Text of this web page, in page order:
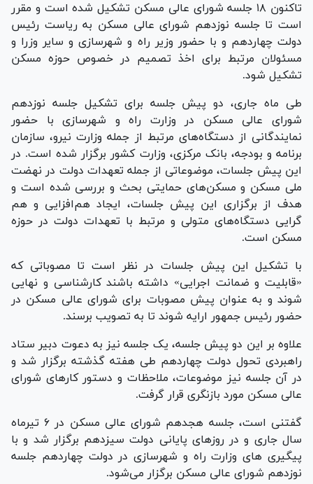
تاکنون ۱۸ جلسه شورای عالی مسکن تشکیل شده است و مقرر
است تا جلسه نوزدهم شورای عالی مسکن به ریاست رئیس
دولت چهاردهم و با حضور وزیر راه و شهرسازی و سایر وزرا و
مسئولان مرتبط برای اخذ تصمیم در خصوص حوزه مسکن
تشکیل شود.
طی ماه جاری، دو پیش جلسه برای تشکیل جلسه نوزدهم
شورای عالی مسکن در وزارت راه و شهرسازی با حضور
نمایندگانی از دستگاه‌های مرتبط از جمله وزارت نیرو، سازمان
برنامه و بودجه، بانک مرکزی، وزارت کشور برگزار شده است. در
این پیش جلسات، موضوعاتی از جمله تعهدات دولت در نهضت
ملی مسکن و مسکن‌های حمایتی بحث و بررسی شده است و
هدف از برگزاری این پیش جلسات، ایجاد هم‌افزایی و هم
گرایی دستگاه‌های متولی و مرتبط با تعهدات دولت در حوزه
مسکن است.
با تشکیل این پیش جلسات در نظر است تا مصوباتی که
«قابلیت و ضمانت اجرایی» داشته باشند کارشناسی و نهایی
شوند و به عنوان پیش مصوبات برای شورای عالی مسکن در
حضور رئیس جمهور ارایه شوند تا به تصویب برسند.
علاوه بر این دو پیش جلسه، یک جلسه نیز به دعوت دبیر ستاد
راهبردی تحول دولت چهاردهم طی هفته گذشته برگزار شد و
در آن جلسه نیز موضوعات، ملاحظات و دستور کارهای شورای
عالی مسکن مورد بازنگری قرار گرفت.
گفتنی است، جلسه هجدهم شورای عالی مسکن در ۶ تیرماه
سال جاری و در روزهای پایانی دولت سیزدهم برگزار شد و با
پیگیری های وزارت راه و شهرسازی در دولت چهاردهم جلسه
نوزدهم شورای عالی مسکن برگزار می‌شود.